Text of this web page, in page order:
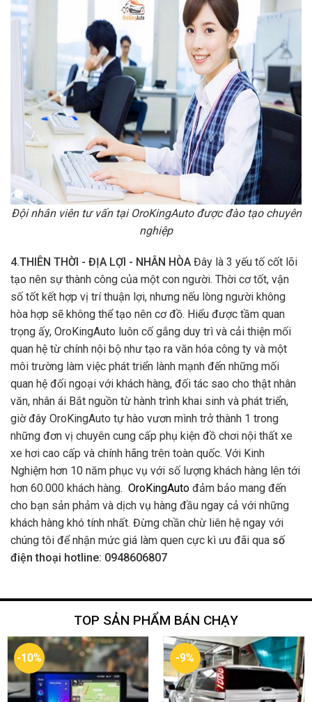
Đội nhân viên tư vấn tại OroKingAuto được đào tạo chuyên
nghiệp
4.THIÊN THỜI - ĐỊA LỢI - NHÂN HÒA Đây là 3 yếu tố cốt lõi
tạo nên sự thành công của một con người. Thời cơ tốt, vận
số tốt kết hợp vị trí thuận lợi, nhưng nếu lòng người không
hòa hợp sẽ không thể tạo nên cơ đồ. Hiểu được tầm quan
trọng ấy, OroKingAuto luôn cố gắng duy trì và cải thiện mối
quan hệ từ chính nội bộ như tạo ra văn hóa công ty và một
môi trường làm việc phát triển lành mạnh đến những mối
quan hệ đối ngoại với khách hàng, đối tác sao cho thật nhân
văn, nhân ái Bắt nguồn từ hành trình khai sinh và phát triển,
giờ đây OroKingAuto tự hào vươn mình trở thành 1 trong
những đơn vị chuyên cung cấp phụ kiện đồ chơi nội thất xe
xe hơi cao cấp và chính hãng trên toàn quốc. Với Kinh
Nghiệm hơn 10 năm phục vụ với số lượng khách hàng lên tới
hơn 60.000 khách hàng. OroKingAuto đảm bảo mang đến
cho bạn sản phảm và dịch vụ hàng đầu ngay cả với những
khách hàng khó tính nhất. Đừng chần chừ liên hệ ngay với
chúng tôi để nhận mức giá làm quen cực kì ưu đãi qua số
điện thoại hotline: 0948606807
TOP SẢN PHẨM BÁN CHẠY
-10% -9%